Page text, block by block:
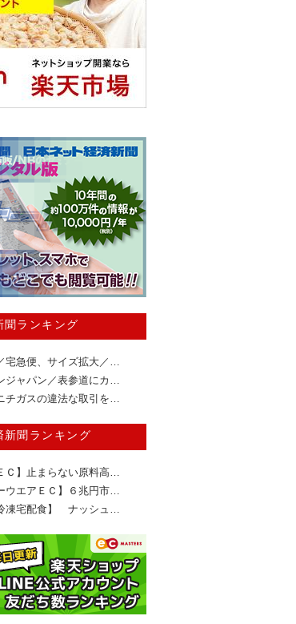
聞ランキング
宅急便、サイズ拡大／…
ジャパン／表参道にカ…
チガスの違法な取引を…
新聞ランキング
Ｃ】止まらない原料高…
ウエアＥＣ】６兆円市…
凍宅配食】 ナッシュ…